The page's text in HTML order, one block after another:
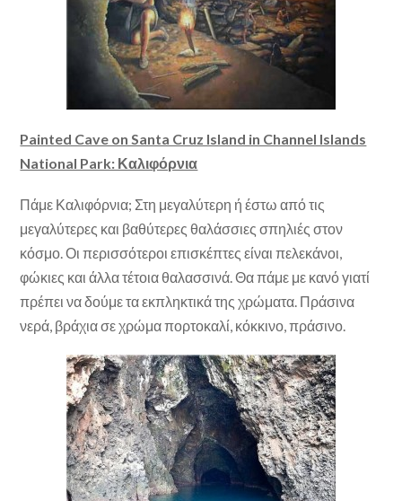
Painted Cave on Santa Cruz Island in Channel Islands
National Park: Καλιφόρνια
Πάμε Καλιφόρνια; Στη μεγαλύτερη ή έστω από τις
μεγαλύτερες και βαθύτερες θαλάσσιες σπηλιές στον
κόσμο. Οι περισσότεροι επισκέπτες είναι πελεκάνοι,
φώκιες και άλλα τέτοια θαλασσινά. Θα πάμε με κανό γιατί
πρέπει να δούμε τα εκπληκτικά της χρώματα. Πράσινα
νερά, βράχια σε χρώμα πορτοκαλί, κόκκινο, πράσινο.